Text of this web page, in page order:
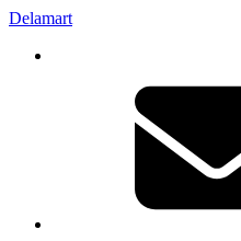
Delamart